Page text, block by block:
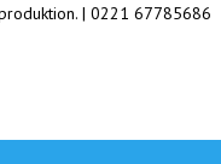
| 0221 67785686